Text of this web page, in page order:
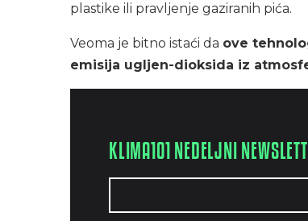
plastike ili pravljenje gaziranih pića.
Veoma je bitno istaći da ove
emisija ugljen-dioksida iz
KLIMA101 NEDELJNI